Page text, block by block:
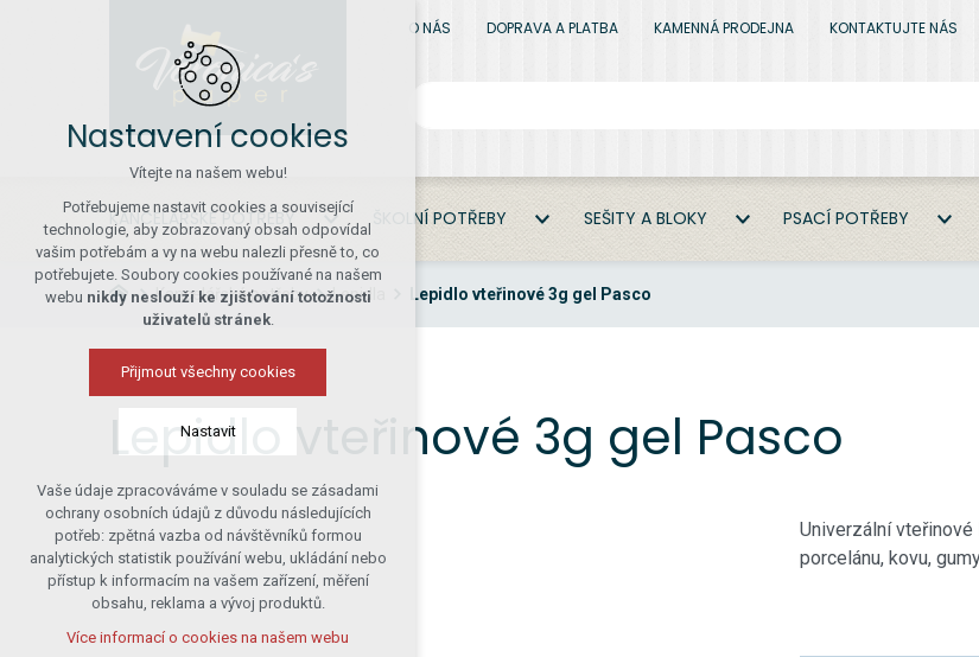
O NÁS DOPRAVA A PLATBA KAMENNÁ PRODEJNA KONTAKTUJTE NÁS
KANCELÁŘSKÉ POTŘEBY ŠKOLNÍ POTŘEBY SEŠITY A BLOKY PSACÍ POTŘEBY
Kancelářské potřeby Lepidla Lepidlo vteřinové 3g gel Pasco
Lepidlo vteřinové 3g gel Pasco
Univerzální
porcelánu, kovu,
Nastavení cookies
Vítejte na našem webu!
Potřebujeme nastavit cookies a související
technologie, aby zobrazovaný obsah odpovídal
vašim potřebám a vy na webu nalezli přesně to, co
potřebujete. Soubory cookies používané na našem
webu nikdy neslouží ke zjišťování totožnosti
uživatelů stránek.
Přijmout všechny cookies
Nastavit
Technická cookies
nutná pro provozování webu
udržení kontextu stránek (session):
případná přihlášení, volby jazyka, apod.
Volitelná cookies
analytická pro anonymizované
Vaše údaje zpracováváme v souladu se zásadami
ochrany osobních údajů z důvodu následujících
potřeb: zpětná vazba od návštěvníků formou
analytických statistik používání webu, ukládání nebo
přístup k informacím na vašem zařízení, měření
obsahu, reklama a vývoj produktů.
Více informací o cookies na našem webu